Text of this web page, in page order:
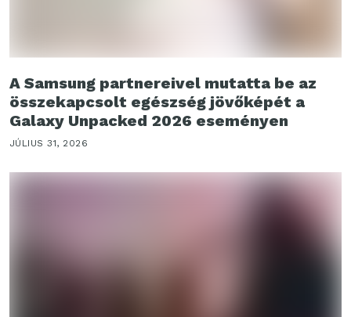
A Samsung partnereivel mutatta be az
összekapcsolt egészség jövőképét a
Galaxy Unpacked 2026 eseményen
JÚLIUS 31, 2026